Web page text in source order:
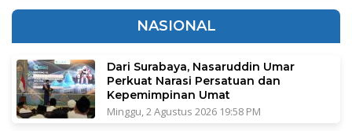
NASIONAL
Dari Surabaya, Nasaruddin Umar
Perkuat Narasi Persatuan dan
Kepemimpinan Umat
Minggu, 2 Agustus 2026 19:58 PM